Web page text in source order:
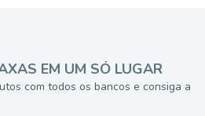
EM UM SÓ LUGAR
com todos os bancos e consiga a